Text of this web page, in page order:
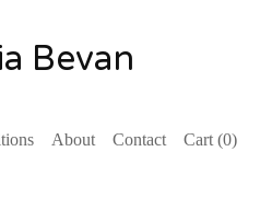
Bevan
About Contact Cart (0)